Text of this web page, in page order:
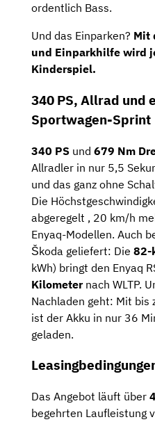
ordentlich Bass.
Und das Einparken? Mit
und Einparkhilfe wird
Kinderspiel.
340 PS, Allrad und
Sportwagen-Sprint
340 PS und 679 Nm
Allradler in nur 5,5
und das ganz ohne
Die
abgeregelt , 20 km/h
Enyaq-Modellen. Auch
Škoda geliefert: Die 82-
kWh) bringt den Enyaq
Kilometernach WLTP.
Nachladen geht: Mit bis
ist der Akku in nur 36
geladen.
Das Angebot läuft über
begehrten Laufleistung